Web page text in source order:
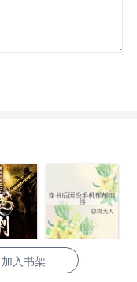
穿越至亮剑影视世
响358团的名号！
兵之
穿书后因没手
加入书架